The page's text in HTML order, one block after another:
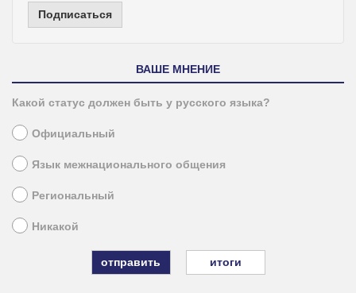
Подписаться
ВАШЕ МНЕНИЕ
Какой статус должен быть у русского языка?
Официальный
Язык межнационального общения
Региональный
Никакой
итоги